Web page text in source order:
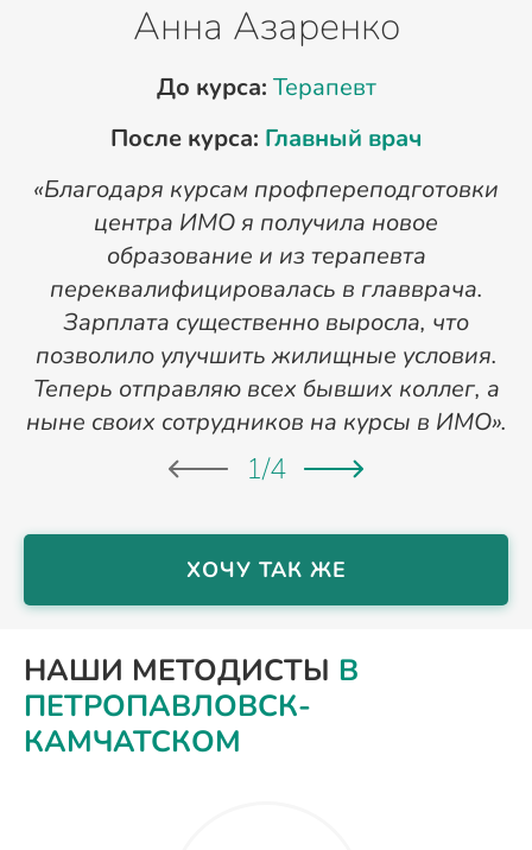
Анна Азаренко
До курса: Терапевт
После курса: Главный врач
«Благодаря курсам профпереподготовки
центра ИМО я получила новое
образование и из терапевта
переквалифицировалась в главврача.
Зарплата существенно выросла, что
позволило улучшить жилищные условия.
Теперь отправляю всех бывших коллег, а
ныне своих сотрудников на курсы в ИМО».
1/4
ХОЧУ ТАК ЖЕ
НАШИ МЕТОДИСТЫ В
ПЕТРОПАВЛОВСК-
КАМЧАТСКОМ